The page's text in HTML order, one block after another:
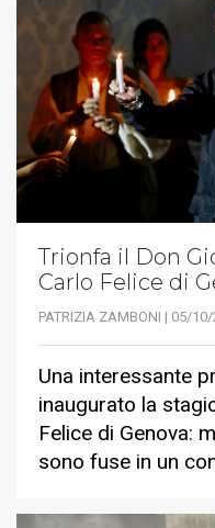
Trionfa il Don
Carlo Felice di
PATRIZIA ZAMBONI | 05/
Una interessante
inaugurato la
Felice di Genova:
sono fuse in un